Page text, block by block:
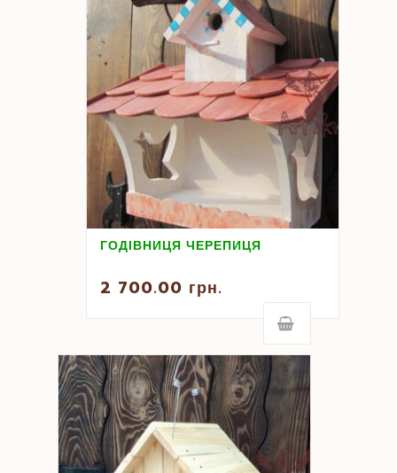
ГОДІВНИЦЯ ЧЕРЕПИЦЯ
2 700.00 грн.